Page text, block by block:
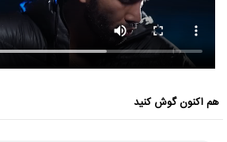
هم اکنون گوش کنید